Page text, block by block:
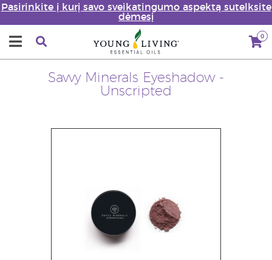
Pasirinkite į kurį savo sveikatingumo aspektą sutelksite
dėmesį
0
Savvy Minerals Eyeshadow -
Unscripted